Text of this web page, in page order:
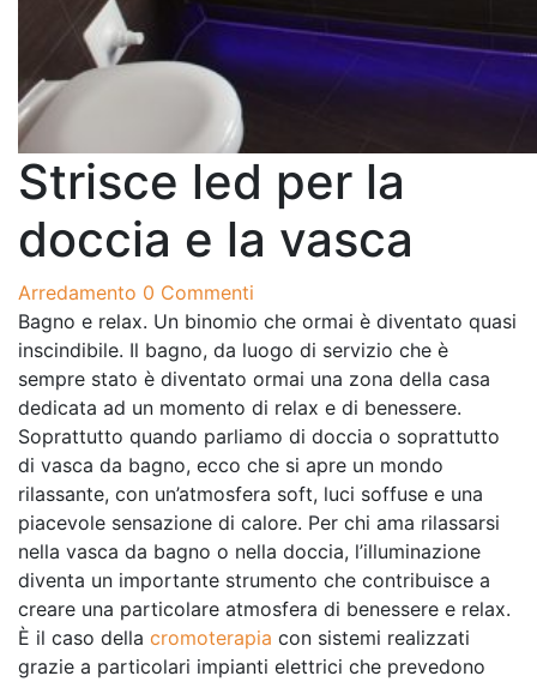
Strisce led per la
doccia e la vasca
Arredamento 0 Commenti
Bagno e relax. Un binomio che ormai è diventato quasi
inscindibile. Il bagno, da luogo di servizio che è
sempre stato è diventato ormai una zona della casa
dedicata ad un momento di relax e di benessere.
Soprattutto quando parliamo di doccia o soprattutto
di vasca da bagno, ecco che si apre un mondo
rilassante, con un’atmosfera soft, luci soffuse e una
piacevole sensazione di calore. Per chi ama rilassarsi
nella vasca da bagno o nella doccia, l’illuminazione
diventa un importante strumento che contribuisce a
creare una particolare atmosfera di benessere e relax.
È il caso della cromoterapia con sistemi realizzati
grazie a particolari impianti elettrici che prevedono